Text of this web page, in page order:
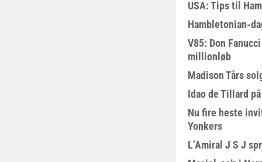
USA: Tips til
Hambletonian-
V85: Don
millionløb
Madison Tårs
Idao de Tillard
Nu fire heste
Yonkers
L’Amiral J S J